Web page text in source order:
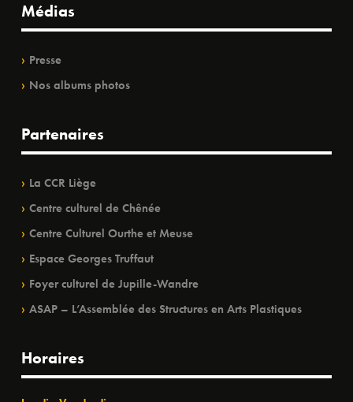
Médias
Presse
Nos albums photos
Partenaires
La CCR Liège
Centre culturel de Chênée
Centre Culturel Ourthe et Meuse
Espace Georges Truffaut
Foyer culturel de Jupille-Wandre
ASAP – L’Assemblée des Structures en Arts Plastiques
Horaires